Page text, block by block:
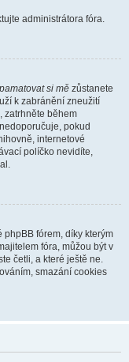
administrátora fóra.
si mě zůstanete
k zabránění zneužití
zatrhněte během
pokud
internetové
políčko nevidíte,
phpBB fórem, díky kterým
fóra, můžou být v
četli, a které ještě ne.
smazání cookies